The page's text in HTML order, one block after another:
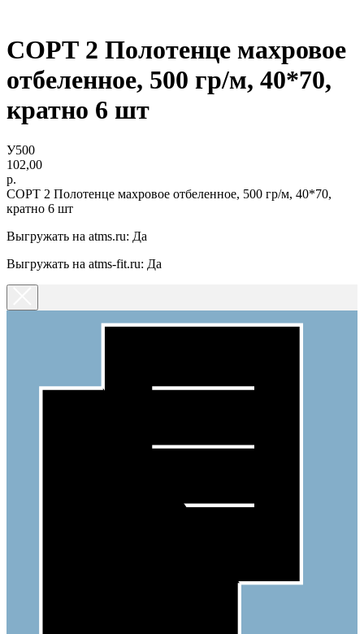
СОРТ 2 Полотенце махровое
отбеленное, 500 гр/м, 40*70,
кратно 6 шт
У500
102,00
р.
СОРТ 2 Полотенце махровое отбеленное, 500 гр/м, 40*70,
кратно 6 шт
Выгружать на atms.ru: Да
Выгружать на atms-fit.ru: Да